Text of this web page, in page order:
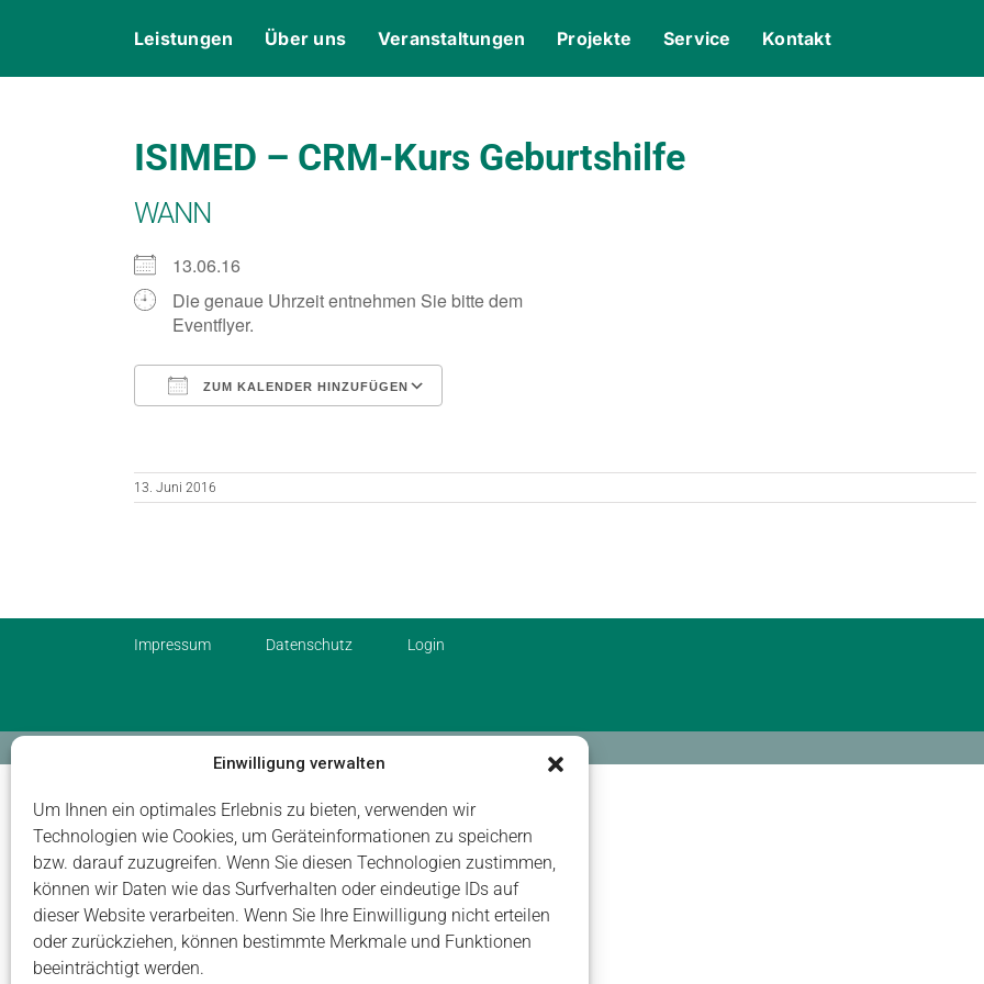
Einwilligung verwalten
Um Ihnen ein optimales Erlebnis zu bieten, verwenden wir
Technologien wie Cookies, um Geräteinformationen zu speichern
bzw. darauf zuzugreifen. Wenn Sie diesen Technologien zustimmen,
können wir Daten wie das Surfverhalten oder eindeutige IDs auf
dieser Website verarbeiten. Wenn Sie Ihre Einwilligung nicht erteilen
oder zurückziehen, können bestimmte Merkmale und Funktionen
beeinträchtigt werden.
Leistungen Über uns Veranstaltungen Projekte Service Kontakt
ISIMED – CRM-Kurs Geburtshilfe
WANN
13.06.16
Die genaue Uhrzeit entnehmen Sie bitte dem
Eventflyer.
ZUM KALENDER HINZUFÜGEN
13. Juni 2016
Impressum Datenschutz Login